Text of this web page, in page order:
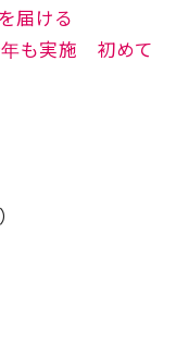
届ける
年も実施 初めて